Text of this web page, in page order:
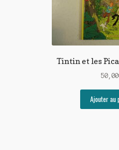
Tintin et les
50,00
Ajouter au